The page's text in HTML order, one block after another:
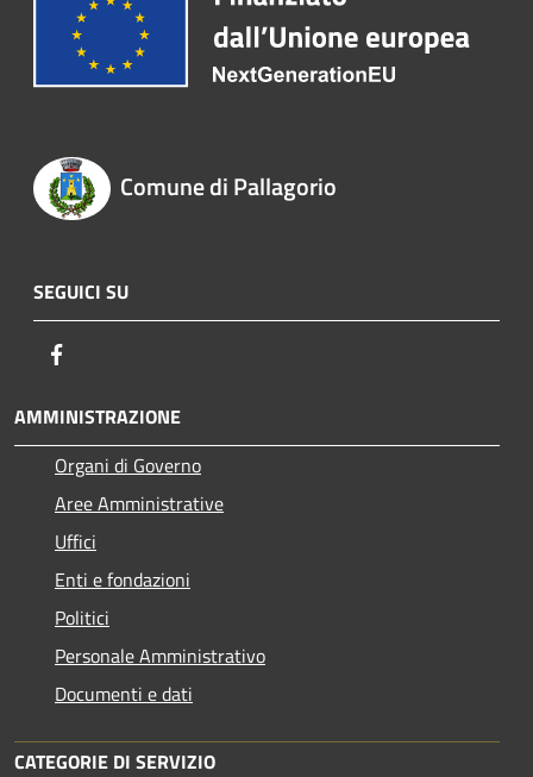
Comune di Pallagorio
SEGUICI SU
AMMINISTRAZIONE
Organi di Governo
Aree Amministrative
Uffici
Enti e fondazioni
Politici
Personale Amministrativo
Documenti e dati
CATEGORIE DI SERVIZIO